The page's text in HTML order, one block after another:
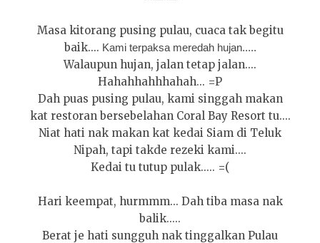
Masa kitorang pusing pulau, cuaca tak begitu
baik.... Kami terpaksa meredah hujan.....
Walaupun hujan, jalan tetap jalan....
Hahahhahhhahah... =P
Dah puas pusing pulau, kami singgah makan
kat restoran bersebelahan Coral Bay Resort tu....
Niat hati nak makan kat kedai Siam di Teluk
Nipah, tapi takde rezeki kami....
Kedai tu tutup pulak..... =(
Hari keempat, hurmmm... Dah tiba masa nak
balik.....
Berat je hati sungguh nak tinggalkan Pulau